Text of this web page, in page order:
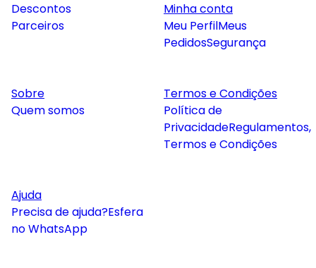
Descontos
Parceiros
Minha conta
Meu PerfilMeus
PedidosSegurança
Sobre
Quem somos
Termos e Condições
Política de
PrivacidadeRegulamentos,
Termos e Condições
Ajuda
Precisa de ajuda?Esfera
no WhatsApp